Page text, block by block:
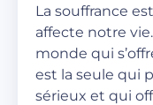
La souffrance
affecte notre
monde qui
est la seule qui
sérieux et qui